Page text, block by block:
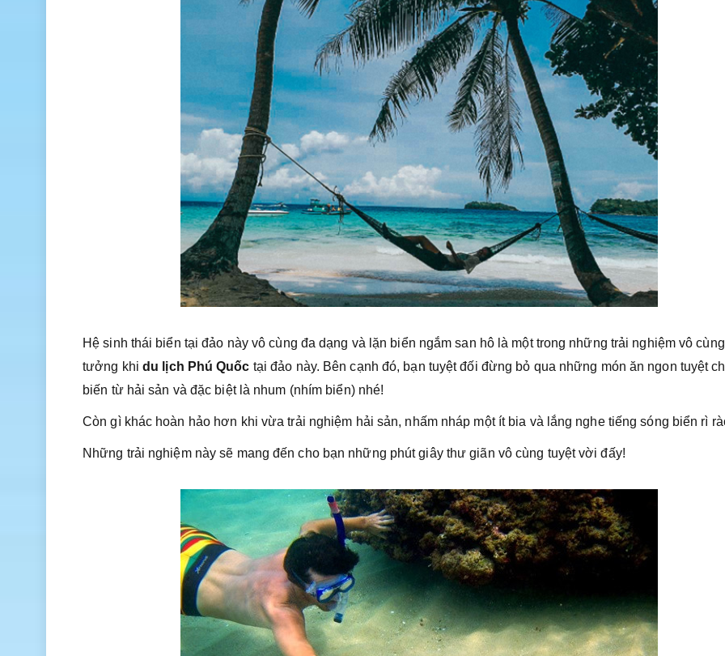
Hệ sinh thái biển tại đảo này vô cùng đa dạng và lặn biển ngắm san hô là một trong những trải nghiệm vô
tưởng khi du lịch Phú Quốc tại đảo này. Bên cạnh đó, bạn tuyệt đối đừng bỏ qua những món ăn ngon tuyệt
biến từ hải sản và đặc biệt là nhum (nhím biển) nhé!
Còn gì khác hoàn hảo hơn khi vừa trải nghiệm hải sản, nhấm nháp một ít bia và lắng nghe tiếng sóng biển rì
Những trải nghiệm này sẽ mang đến cho bạn những phút giây thư giãn vô cùng tuyệt vời đấy!